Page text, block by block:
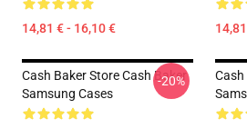
14,81 € - 16,10 €
Cash Baker Store Cash Baker
Samsung Cases
-20%
Cash